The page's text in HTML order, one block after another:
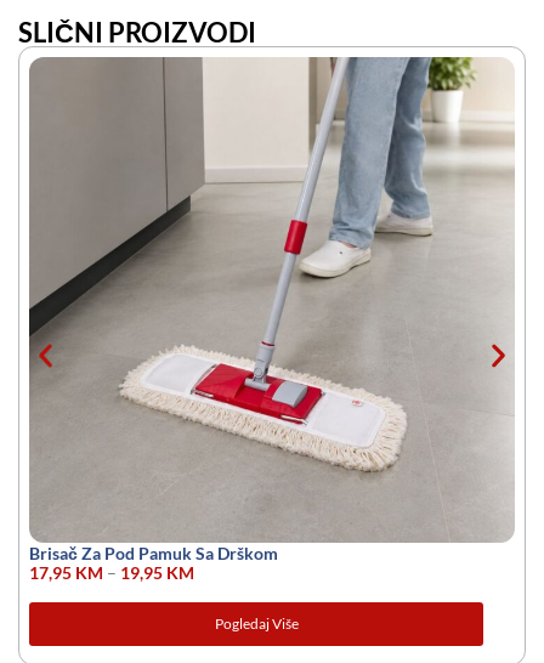
SLIČNI PROIZVODI
Brisač Za Pod Pamuk Sa Drškom
17,95 KM – 19,95 KM
Pogledaj Više